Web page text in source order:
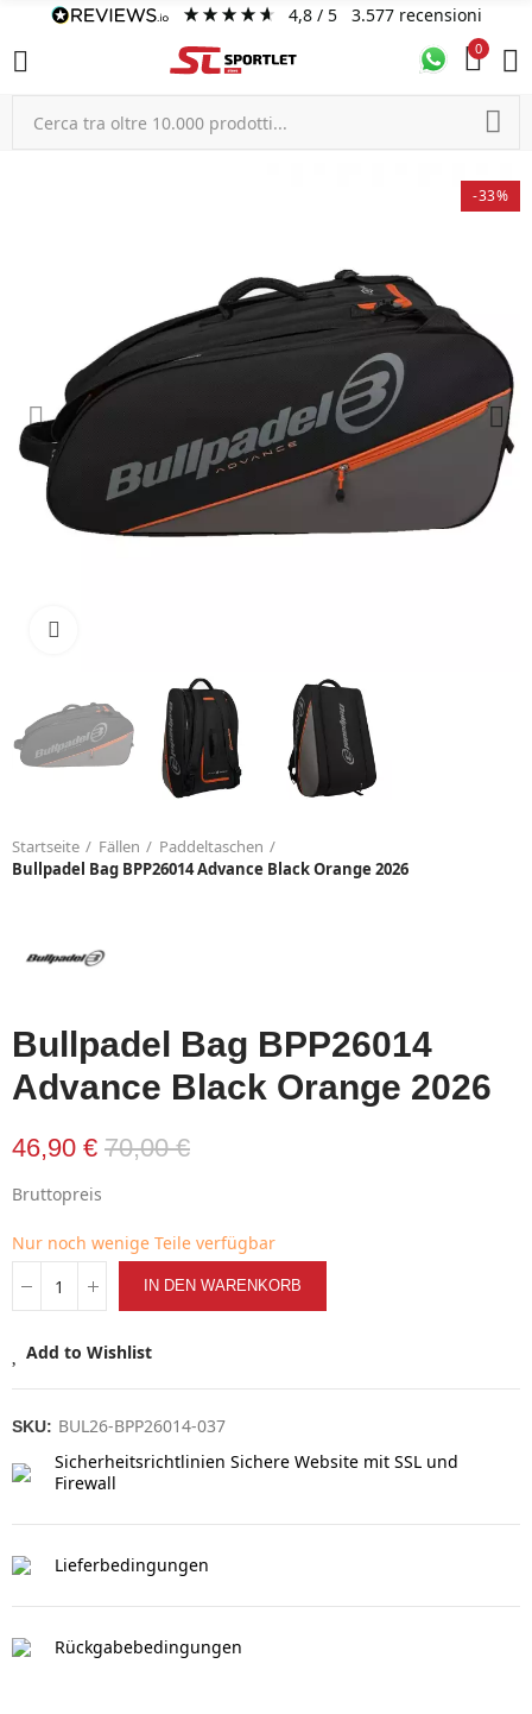
4,8/ 5 3.577 recensioni
0
-33%
Startseite Fällen
Paddeltaschen
Bullpadel Bag BPP26014 Advance Black Orange 2026
Bullpadel Bag BPP26014
Advance Black Orange 2026
46,90 € 70,00 €
Bruttopreis
Nur noch wenige Teile verfügbar
IN DEN WARENKORB
Add to Wishlist
SKU: BUL26-BPP26014-037
Sicherheitsrichtlinien Sichere Website mit SSL und
Firewall
Lieferbedingungen
Rückgabebedingungen